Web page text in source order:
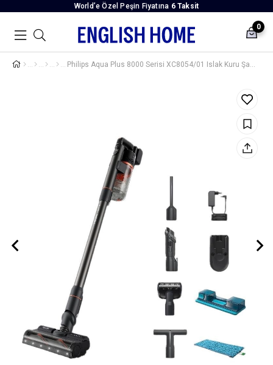
World’e Özel Peşin Fiyatına 6 Taksit
0
Philips Aqua Plus 8000 Serisi XC8054/01 Islak Kuru Şarjlı Dikey Süpürge